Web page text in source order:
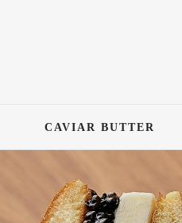
CAVIAR BUTTER